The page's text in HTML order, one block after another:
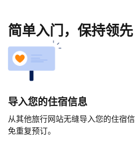
简单入门，保持领先
导入您的住宿信息
从其他旅行网站无缝导入您的住宿
免重复预订。